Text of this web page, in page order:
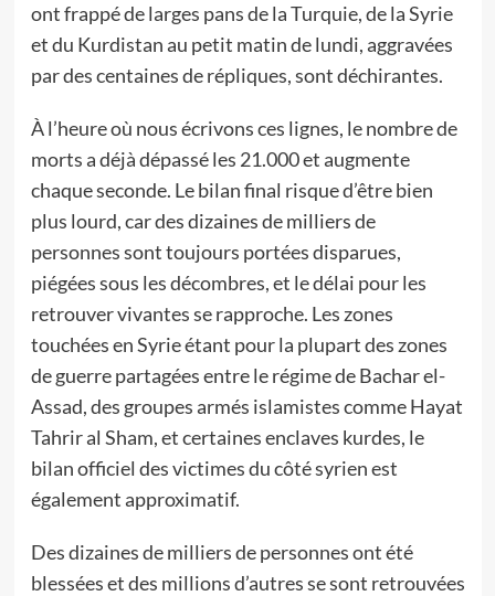
ont frappé de larges pans de la Turquie, de la Syrie
et du Kurdistan au petit matin de lundi, aggravées
par des centaines de répliques, sont déchirantes.
À l’heure où nous écrivons ces lignes, le nombre de
morts a déjà dépassé les 21.000 et augmente
chaque seconde. Le bilan final risque d’être bien
plus lourd, car des dizaines de milliers de
personnes sont toujours portées disparues,
piégées sous les décombres, et le délai pour les
retrouver vivantes se rapproche. Les zones
touchées en Syrie étant pour la plupart des zones
de guerre partagées entre le régime de Bachar el-
Assad, des groupes armés islamistes comme Hayat
Tahrir al Sham, et certaines enclaves kurdes, le
bilan officiel des victimes du côté syrien est
également approximatif.
Des dizaines de milliers de personnes ont été
blessées et des millions d’autres se sont retrouvées